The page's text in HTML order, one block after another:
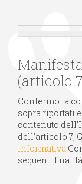
(articolo
Confermo la
sopra riportati
contenuto
dell'articolo 7,
informativa
seguenti